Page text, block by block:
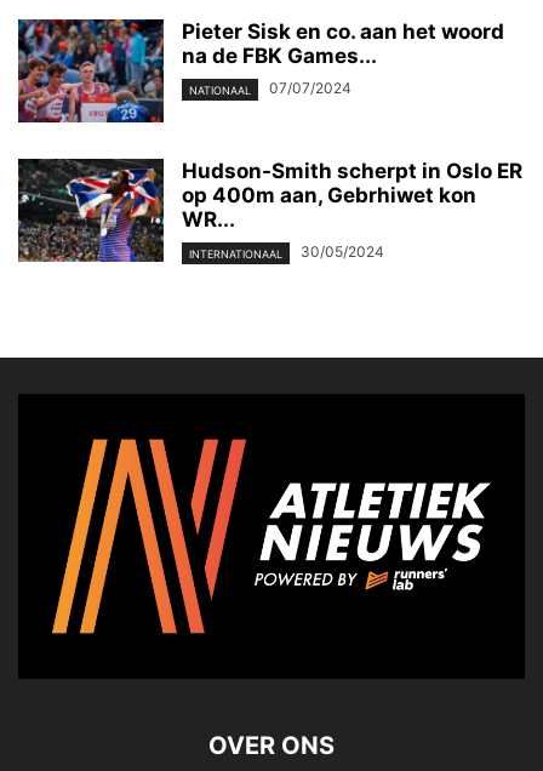
Pieter Sisk en co. aan het woord
na de FBK Games...
NATIONAAL 07/07/2024
Hudson-Smith scherpt in Oslo ER
op 400m aan, Gebrhiwet kon
WR...
INTERNATIONAAL 30/05/2024
OVER ONS